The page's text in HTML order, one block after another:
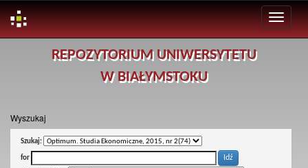
REPOZYTORIUM UNIWERSYTETU
W BIAŁYMSTOKU
Wyszukaj
Szukaj:
for